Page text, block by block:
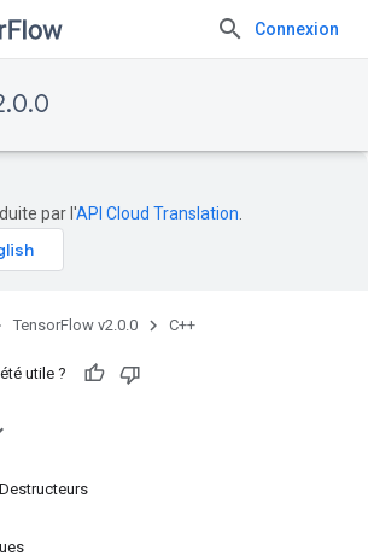
Connexion
par l'API Cloud Translation
TensorFlow v2.0.0 C++
utile ?